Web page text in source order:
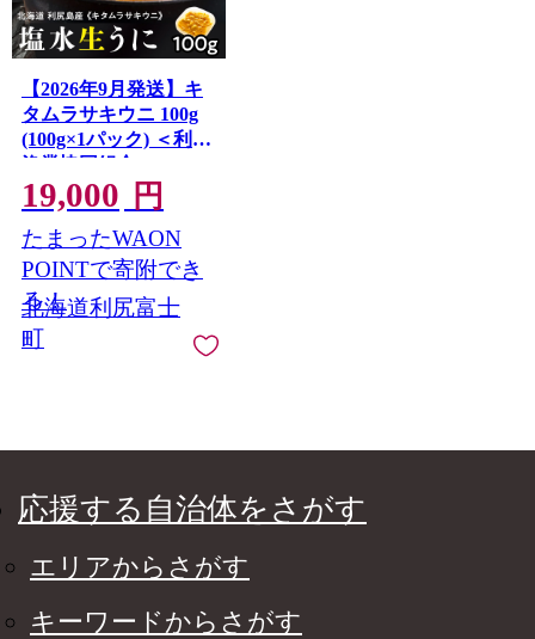
【2026年9月発送】キ
タムラサキウニ 100g
(100g×1パック) ＜利尻
漁業協同組合＞
19,000 円
たまったWAON
POINTで寄附でき
る！
北海道利尻富士
町
応援する自治体をさがす
エリアからさがす
キーワードからさがす